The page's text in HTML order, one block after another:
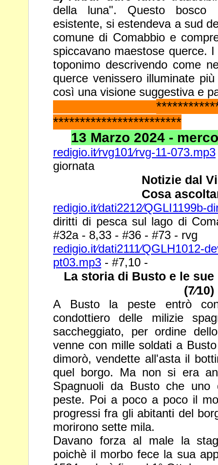
della luna". Questo
esistente, si estendeva a sud
comune di Comabbio e
spiccavano maestose querce.
toponimo descrivendo come
querce venissero illuminate
così una visione suggestiva e
************************
13 Marzo 2024 -
redigio.it⁄rvg101⁄rvg-11-073.mp3
giornata
Notizie dal
Cosa
redigio.it⁄dati2212⁄QGLI1199b-
diritti di pesca sul lago di
#32a - 8,33 - #36 - #73 - rvg
redigio.it⁄dati2111⁄QGLH1012-
pt03.mp3 - #7,10 -
La storia di Busto e le
(7⁄10)
A Busto la peste entrò
condottiero delle milizie
saccheggiato, per ordine
venne con mille soldati a
dimorò, vendette all'asta il
quel borgo. Ma non si era
Spagnuoli da Busto che
peste. Poi a poco a poco il
progressi fra gli abitanti del
morirono sette mila.
Davano forza al male la
poichè il morbo fece la sua